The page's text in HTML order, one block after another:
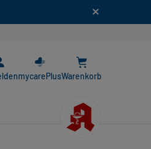
mycarePlusWarenkorb